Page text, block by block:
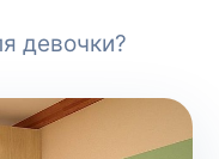
девочки?